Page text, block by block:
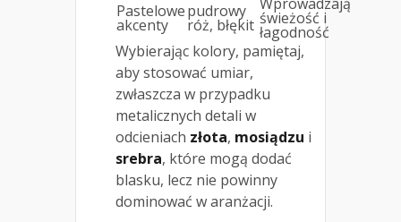
Pastelowe
akcenty
pudrowy
róż, błękit świeżość i
łagodność
Wybierając kolory, pamiętaj,
aby stosować umiar,
zwłaszcza w przypadku
metalicznych detali w
odcieniach złota, mosiądzu i
srebra, które mogą dodać
blasku, lecz nie powinny
dominować w aranżacji.